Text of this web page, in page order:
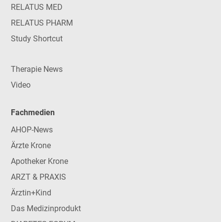
RELATUS MED
RELATUS PHARM
Study Shortcut
Therapie News
Video
Fachmedien
AHOP-News
Ärzte Krone
Apotheker Krone
ARZT & PRAXIS
Ärztin+Kind
Das Medizinprodukt